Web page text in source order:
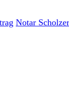
Notar Scholzer